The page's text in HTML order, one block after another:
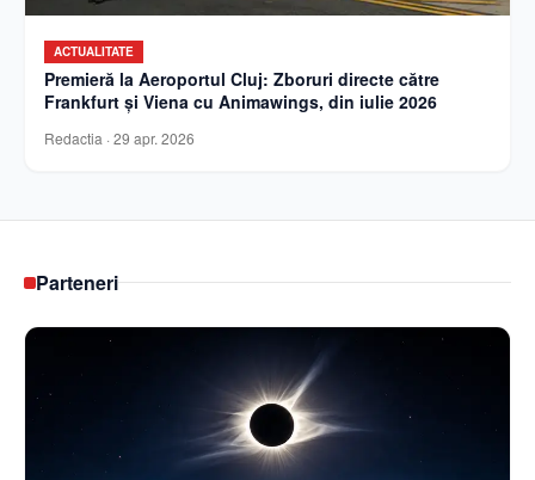
ACTUALITATE
Premieră la Aeroportul Cluj: Zboruri directe către
Frankfurt și Viena cu Animawings, din iulie 2026
Redactia · 29 apr. 2026
Parteneri